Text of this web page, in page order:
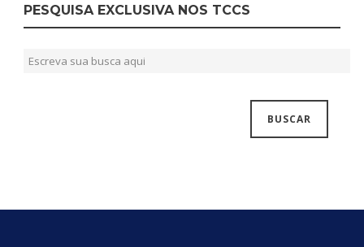
PESQUISA EXCLUSIVA NOS TCCS